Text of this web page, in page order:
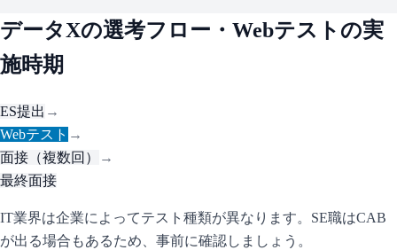
データXの選考フロー・Webテストの実
施時期
ES提出 →
Webテスト →
面接（複数回）
→
最終面接
IT業界は企業によってテスト種類が異なります。SE職はCAB
が出る場合もあるため、事前に確認しましょう。